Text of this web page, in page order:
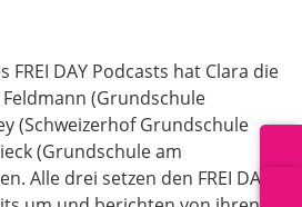
DAY Podcasts hat Clara die
(Grundschule
(Schweizerhof Grundschule
(Grundschule am
Alle drei setzen den FREI DAY